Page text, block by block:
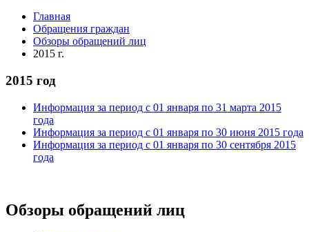
Главная
Обращения граждан
Обзоры обращений лиц
2015 г.
2015 год
Информация за период с 01 января по 31 марта 2015
года
Информация за период с 01 января по 30 июня 2015 года
Информация за период с 01 января по 30 сентября 2015
года
Обзоры обращений лиц